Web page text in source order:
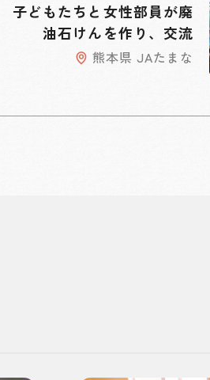
子どもたちと女性部員が廃
油石けんを作り、交流
熊本県 JAたまな